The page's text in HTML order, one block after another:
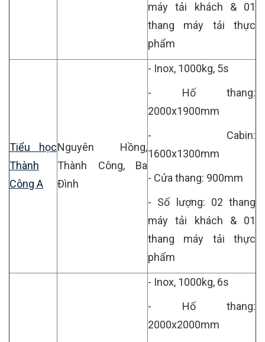
máy tải khách & 01
thang máy tải thực
phẩm
Tiểu học
Thành
Công A
Nguyên Hồng,
Thành Công, Ba
Đình
- Inox, 1000kg, 5s
- Hố thang:
2000x1900mm
- Cabin:
1600x1300mm
- Cửa thang: 900mm
- Số lượng: 02 thang
máy tải khách & 01
thang máy tải thực
phẩm
- Inox, 1000kg, 6s
- Hố thang:
2000x2000mm